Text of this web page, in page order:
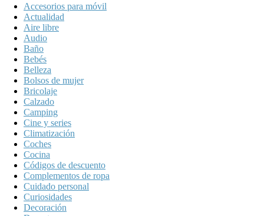
Accesorios para móvil
Actualidad
Aire libre
Audio
Baño
Bebés
Belleza
Bolsos de mujer
Bricolaje
Calzado
Camping
Cine y series
Climatización
Coches
Cocina
Códigos de descuento
Complementos de ropa
Cuidado personal
Curiosidades
Decoración